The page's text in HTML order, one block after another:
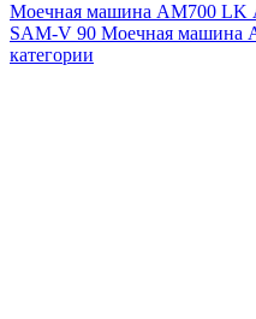
Моечная машина AM700 LK
SAM-V 90 Моечная
категории